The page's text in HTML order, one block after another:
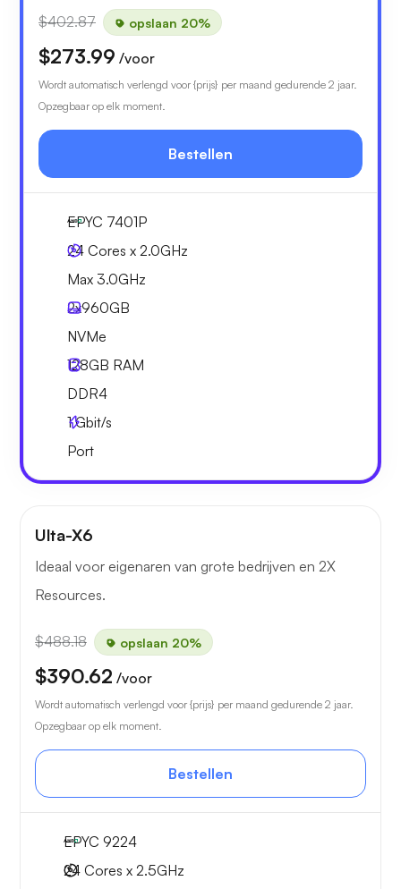
$402.87 opslaan 20%
$273.99 /voor
Wordt automatisch verlengd voor {prijs} per maand gedurende 2 jaar.
Opzegbaar op elk moment.
Bestellen
EPYC 7401P
24 Cores x 2.0GHz
Max 3.0GHz
2x960GB
NVMe
128GB RAM
DDR4
1Gbit/s
Port
Ulta-X6
Ideaal voor eigenaren van grote bedrijven en 2X
Resources.
$488.18 opslaan 20%
$390.62 /voor
Wordt automatisch verlengd voor {prijs} per maand gedurende 2 jaar.
Opzegbaar op elk moment.
Bestellen
EPYC 9224
24 Cores x 2.5GHz